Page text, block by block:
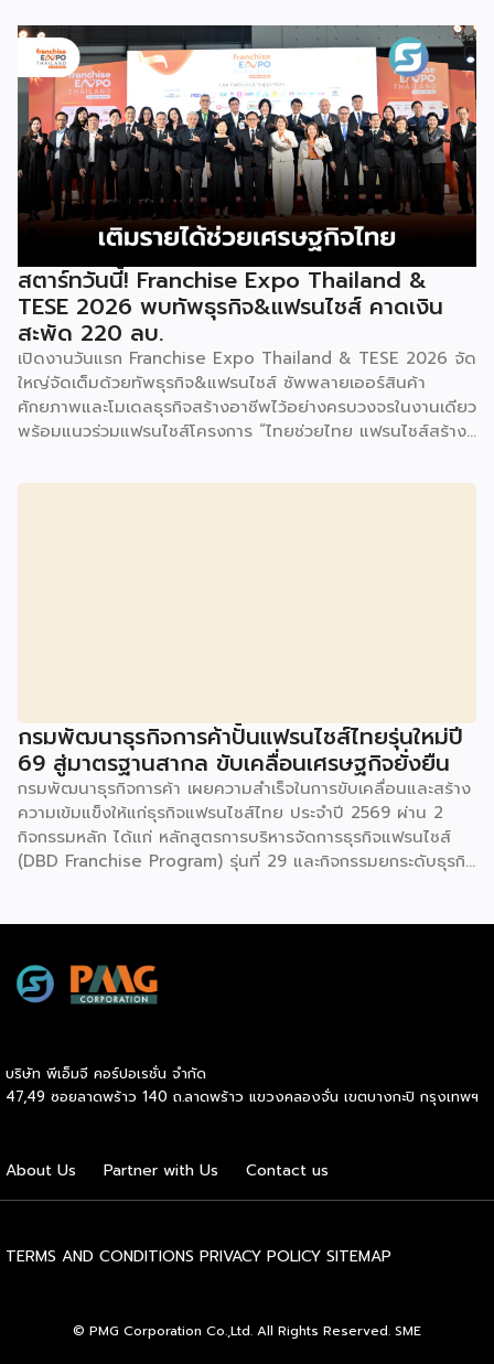
2026 ให้แก่ผู้ประกอบธุรกิจแฟรนไชส์ที่อยู่ในการส่งเสริมสนับสนุน
ของกรมฯ นายพูนพงษ์ นัยนาภากรณ์ อธิบดีกรมพัฒนาธุรกิจ
การค้า กระทรวงพาณิชย์ เปิดเผยภายหลังเป็นประธานเปิดงาน
“งานแฟรนไชส์ เอ็กซ์โป ไทยแลนด์ บาย สมาร์ท เอสเอ็มอี เอ็กซ์
โป (Franchise Expo Thailand by Smart SME Expo)” ซึ่ง
เป็นงานแสดงธุรกิจแฟรนไชส์ชั้นนำที่จัดขึ้นโดย บริษัท พีเอ็มจี
คอร์ปอเรชัน จำกัด เพื่อยกระดับศักยภาพของผู้ประกอบการและ
เจ้าของธุรกิจที่ต้องการขยายกิจการผ่านระบบแฟรนไชส์ […]
สตาร์ทวันนี้! Franchise Expo Thailand &
TESE 2026 พบทัพธุรกิจ&แฟรนไชส์ คาดเงิน
สะพัด 220 ลบ.
เปิดงานวันแรก Franchise Expo Thailand & TESE 2026 จัด
ใหญ่จัดเต็มด้วยทัพธุรกิจ&แฟรนไชส์ ซัพพลายเออร์สินค้า
ศักยภาพและโมเดลธุรกิจสร้างอาชีพไว้อย่างครบวงจรในงานเดียว
พร้อมแนวร่วมแฟรนไชส์โครงการ “ไทยช่วยไทย แฟรนไชส์สร้าง
รวมกว่า 250 บูธ บนพื้นที่ 15,000 ตารางเมตร หวังเป็นทาง
วงจร […]
กรมพัฒนาธุรกิจการค้าปั้นแฟรนไชส์ไทยรุ่นใหม่ปี
69 สู่มาตรฐานสากล ขับเคลื่อนเศรษฐกิจยั่งยืน
กรมพัฒนาธุรกิจการค้า เผยความสำเร็จในการขับเคลื่อนและสร้าง
ความเข้มแข็งให้แก่ธุรกิจแฟรนไชส์ไทย ประจำปี 2569 ผ่าน 2
กิจกรรมหลัก ได้แก่ หลักสูตรการบริหารจัดการธุรกิจแฟรนไชส์
(DBD Franchise Program) รุ่นที่ 29 และกิจกรรมยกระดับธุรกิจ
กรมพัฒนาธุรกิจการค้า กระทรวงพาณิชย์ เปิดเผยภายหลังเป็น
ประธานมอบประกาศนียบัตรแก่ผู้ประกอบการแฟรนไชส์ใน 2
กิจกรรมแรกเป็นการอบรมหลักสูตรการบริหารจัดการธุรกิจแฟรน
ไชส์ (DBD Franchise Program: DBD-FP) รุ่นที่ 29 ซึ่งเป็น
คุณวุฒิจากภาครัฐ ภาคเอกชน และสถาบันการศึกษา ที่มาร่วมบ่ม
เพาะความรู้เชิงปฏิบัติการให้แก่ผู้ประกอบธุรกิจแฟรนไชส์อย่างเข้ม
บริษัท พีเอ็มจี คอร์ปอเรชั่น จำกัด
47,49 ซอยลาดพร้าว 140 ถ.ลาดพร้าว แขวงคลองจั่น เขตบางกะปิ กรุงเทพฯ
About Us Partner with Us Contact us
TERMS AND CONDITIONS PRIVACY POLICY SITEMAP
© PMG Corporation Co.,Ltd. All Rights Reserved. SME